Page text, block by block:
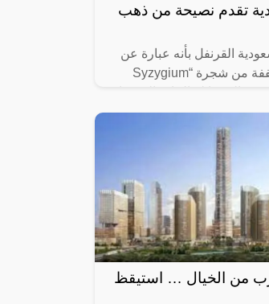
تقدم نصيحة من ذهب
القرنفل بأنه عبارة عن
براعم زهور مجففة من شجرة “Syzygium
من الخيال … استيقظ